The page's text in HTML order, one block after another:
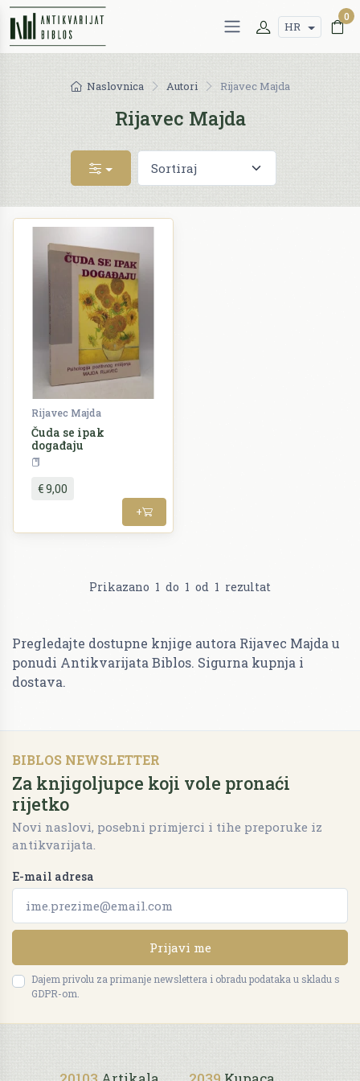
HR
0
Naslovnica Autori Rijavec Majda
Rijavec Majda
Rijavec Majda
Čuda se ipak
događaju
€ 9,00
+
Prikazano 1 do 1 od 1 rezultat
Pregledajte dostupne knjige autora Rijavec Majda u
ponudi Antikvarijata Biblos. Sigurna kupnja i
dostava.
BIBLOS NEWSLETTER
Za knjigoljupce koji vole pronaći
rijetko
Novi naslovi, posebni primjerci i tihe preporuke iz
antikvarijata.
E-mail adresa
Prijavi me
Dajem privolu za primanje newslettera i obradu podataka u skladu s
GDPR-om.